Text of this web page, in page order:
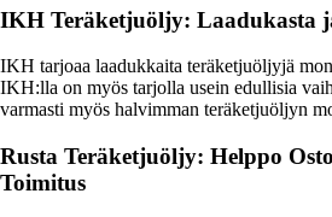
IKH Teräketjuöljy: Laadukasta
IKH tarjoaa laadukkaita teräketjuöljyjä
IKH:lla on myös tarjolla usein edullisia
varmasti myös halvimman teräketjuöljyn
Rusta Teräketjuöljy: Helppo
Toimitus